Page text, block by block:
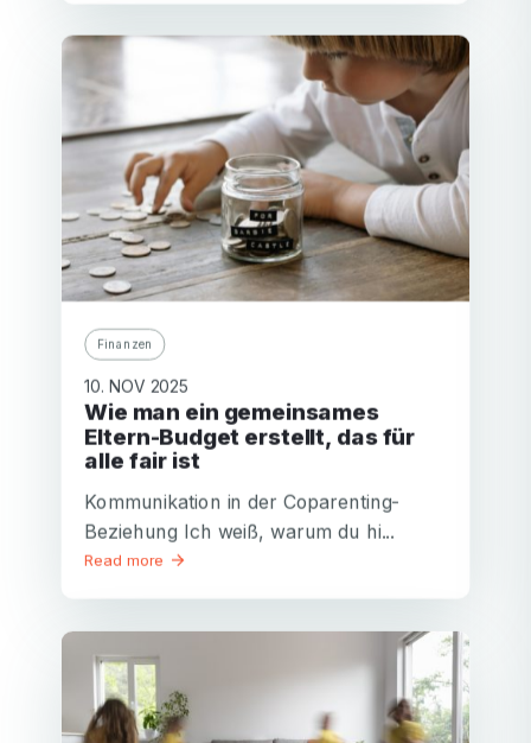
Finanzen
10. NOV 2025
Wie man ein gemeinsames
Eltern-Budget erstellt, das für
alle fair ist
Kommunikation in der Coparenting-
Beziehung Ich weiß, warum du hi...
Read more